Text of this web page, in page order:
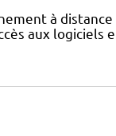
à
aux logiciels